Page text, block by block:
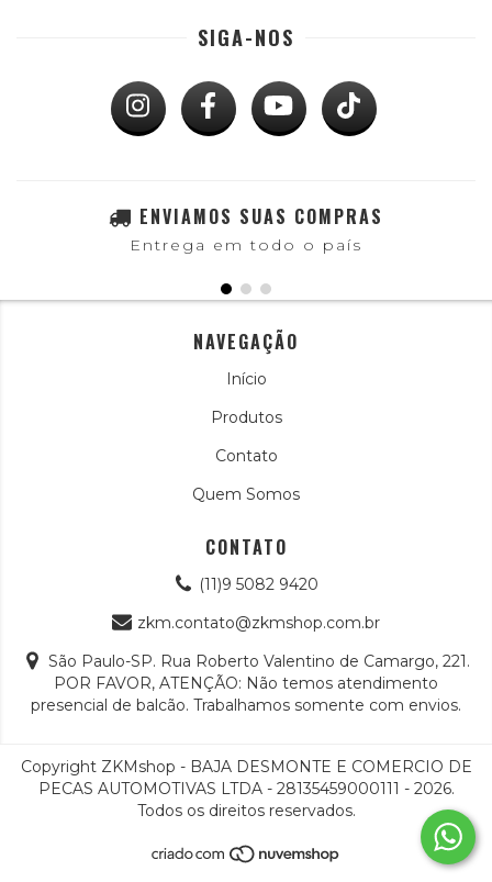
SIGA-NOS
ENVIAMOS SUAS COMPRAS
Entrega em todo o país
NAVEGAÇÃO
Início
Produtos
Contato
Quem Somos
CONTATO
(11)9 5082 9420
zkm.contato@zkmshop.com.br
São Paulo-SP. Rua Roberto Valentino de Camargo, 221.
POR FAVOR, ATENÇÃO: Não temos atendimento
presencial de balcão. Trabalhamos somente com envios.
Copyright ZKMshop - BAJA DESMONTE E COMERCIO DE
PECAS AUTOMOTIVAS LTDA - 28135459000111 - 2026.
Todos os direitos reservados.